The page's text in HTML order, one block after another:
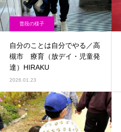
普段の様子
自分のことは自分でやる／高
槻市 療育（放デイ・児童発
達）HIRAKU
2026.01.23